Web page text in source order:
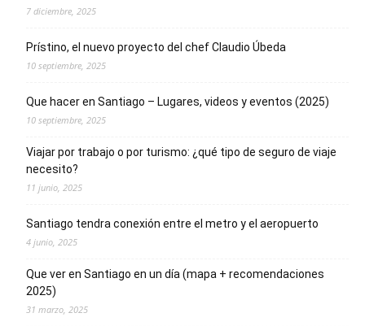
7 diciembre, 2025
Prístino, el nuevo proyecto del chef Claudio Úbeda
10 septiembre, 2025
Que hacer en Santiago – Lugares, videos y eventos (2025)
10 septiembre, 2025
Viajar por trabajo o por turismo: ¿qué tipo de seguro de viaje
necesito?
11 junio, 2025
Santiago tendra conexión entre el metro y el aeropuerto
4 junio, 2025
Que ver en Santiago en un día (mapa + recomendaciones
2025)
31 marzo, 2025